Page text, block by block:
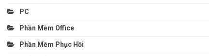
PC
Phần Mềm Office
Phần Mềm Phục Hồi